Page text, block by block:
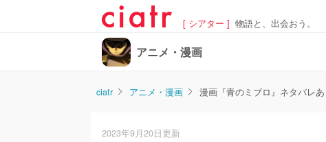
[ シアター ] 物語と、出会おう。
アニメ・漫画
ciatr アニメ・漫画 漫画『青のミブロ』ネタバレ
2023年9月20日更新